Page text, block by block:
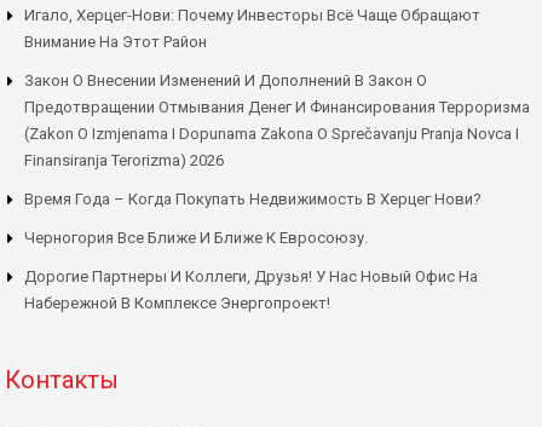
Игало, Херцег-Нови: Почему Инвесторы Всё Чаще Обращают
Внимание На Этот Район
Закон О Внесении Изменений И Дополнений В Закон О
Предотвращении Отмывания Денег И Финансирования Терроризма
(Zakon O Izmjenama I Dopunama Zakona O Sprečavanju Pranja Novca I
Finansiranja Terorizma) 2026
Время Года – Когда Покупать Недвижимость В Херцег Нови?
Черногория Все Ближе И Ближе К Евросоюзу.
Дорогие Партнеры И Коллеги, Друзья! У Нас Новый Офис На
Набережной В Комплексе Энергопроект!
Контакты